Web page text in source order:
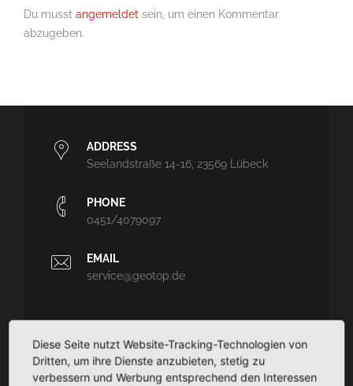
Du musst angemeldet sein, um einen Kommentar
abzugeben.
ADDRESS
Seelandstraße 14-16, 23569 Lübeck
PHONE
0451/4079097
EMAIL
service@geotop.de
GEOTOP
Diese Seite nutzt Website-Tracking-Technologien von
Dritten, um ihre Dienste anzubieten, stetig zu
verbessern und Werbung entsprechend den Interessen